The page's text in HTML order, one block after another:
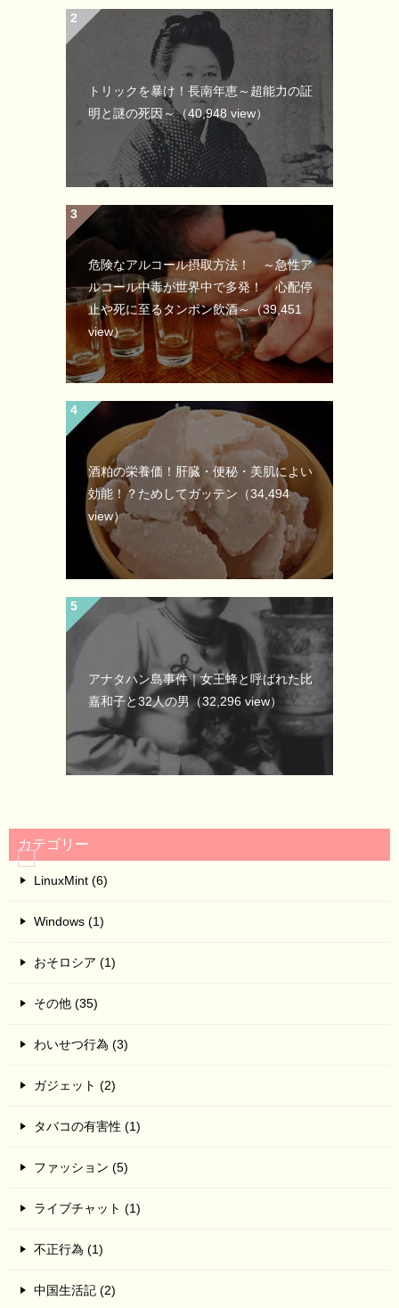
トリックを暴け！長南年恵～超能力の証
明と謎の死因～（40,948 view）
危険なアルコール摂取方法！ ～急性ア
ルコール中毒が世界中で多発！ 心配停
止や死に至るタンポン飲酒～（39,451
view）
酒粕の栄養価！肝臓・便秘・美肌によい
効能！？ためしてガッテン （34,494
view）
アナタハン島事件｜女王蜂と呼ばれた比
嘉和子と32人の男（32,296 view）
カテゴリー
LinuxMint (6)
Windows (1)
おそロシア (1)
その他 (35)
わいせつ行為 (3)
ガジェット (2)
タバコの有害性 (1)
ファッション (5)
ライブチャット (1)
不正行為 (1)
中国生活記 (2)